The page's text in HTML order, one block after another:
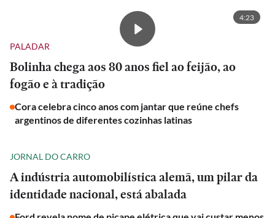
4:23
PALADAR
Bolinha chega aos 80 anos fiel ao feijão, ao
fogão e à tradição
Cora celebra cinco anos com jantar que reúne chefs
argentinos de diferentes cozinhas latinas
JORNAL DO CARRO
A indústria automobilística alemã, um pilar da
identidade nacional, está abalada